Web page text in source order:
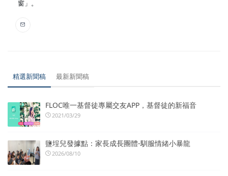
窗」。
精選新聞稿 最新新聞稿
FLOC唯一基督徒專屬交友APP，基督徒的新福音
2021/03/29
鹽埕兒發據點：家長成長團體-馴服情緒小暴龍
2026/08/10